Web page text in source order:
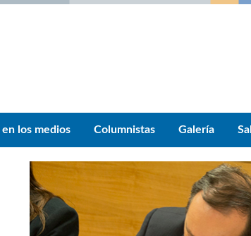
en los medios Columnistas Galería